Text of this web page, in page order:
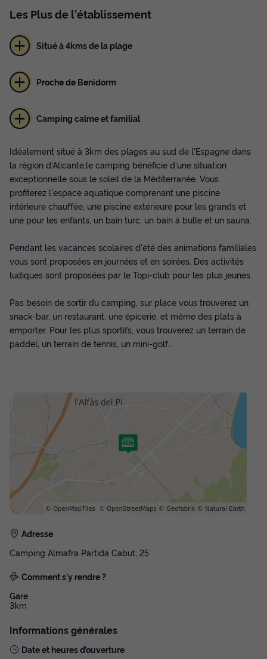
Voir les disponibilités
MOBILHOME 4 personnes - NEPAL
Annulation gratuite
Neuf
Surface
37m²
Adultes
4
Chambres
2
Salle de bain
1
Climatisation Cafetière Réfrigérateur
Salon de jardin
Micro-ondes
+ 2
du11/11/2026au18/11/2026
Meilleur prix pour 7 nuits
Modifier les dates
MOBILHOME 4 personnes - PLATINUM
MOBILHOME
Annulation gratuite
4
MOBILHOME 4 personnes - PLATINUM MOBILHOME
Modifier les dates
Les Plusde l'établissement
Situé à 4kms de la plage
Proche de Benidorm
Camping calme et familial
Idéalement situé à 3km des plages au sud de l'Espagne dans
la région d'Alicante,le camping bénéficie d'une situation
exceptionnelle sous le soleil de la Méditerranée. Vous
profiterez l'espace aquatique comprenant une piscine
intérieure chauffée, une piscine extérieure pour les grands et
une pour les enfants, un bain turc, un bain à bulle et un sauna.
Pendant les vacances scolaires d'été des animations familiales
vous sont proposées en journées et en soirées. Des activités
ludiques sont proposées par le Topi-club pour les plus jeunes.
Pas besoin de sortir du camping, sur place vous trouverez un
snack-bar, un restaurant, une épicerie, et même des plats à
emporter. Pour les plus sportifs, vous trouverez un terrain de
paddel, un terrain de tennis, un mini-golf...
Adresse
Camping Almafra Partida Cabut, 25
Comment s'y rendre ?
Gare
3km
Informations générales
Date et heures d’ouverture